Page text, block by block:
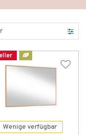
Wenige verfügbar